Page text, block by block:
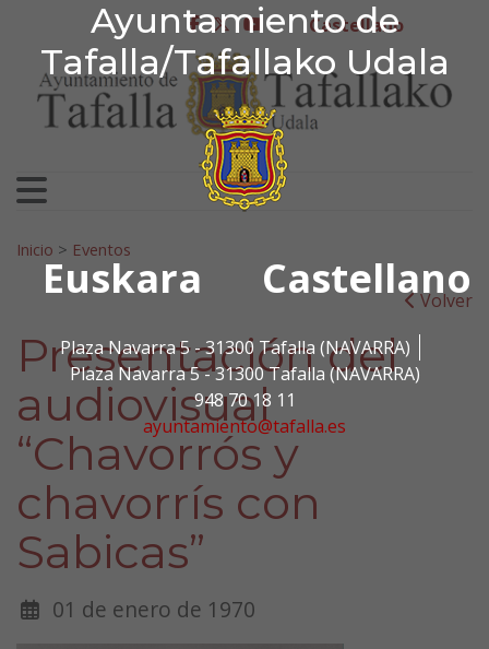
Ayuntamiento de
Tafalla/Tafallako Udala
Euskara Castellano
Plaza Navarra 5 - 31300 Tafalla (NAVARRA)
Plaza Navarra 5 - 31300 Tafalla (NAVARRA)
948 70 18 11
ayuntamiento@tafalla.es
Ir al contenido
Ayuntamiento de
facebook
twitter
youtubeCastellano
Search for:
Inicio > Eventos
Volver
Presentación del
audiovisual
“Chavorrós y
chavorrís con
Sabicas”
01 de enero de 1970